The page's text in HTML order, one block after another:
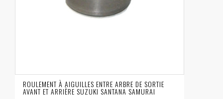
ROULEMENT À AIGUILLES ENTRE ARBRE DE SORTIE
AVANT ET ARRIÈRE SUZUKI SANTANA SAMURAI